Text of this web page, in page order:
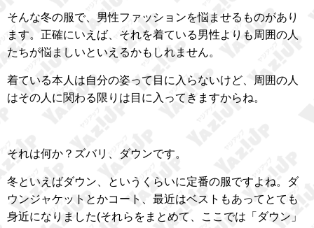
そんな冬の服で、男性ファッションを悩ませるものがあり
ます。正確にいえば、それを着ている男性よりも周囲の人
たちが悩ましいといえるかもしれません。
着ている本人は自分の姿って目に入らないけど、周囲の人
はその人に関わる限りは目に入ってきますからね。
それは何か？ズバリ、ダウンです。
冬といえばダウン、というくらいに定番の服ですよね。ダ
ウンジャケットとかコート、最近はベストもあってとても
身近になりました(それらをまとめて、ここでは「ダウン」